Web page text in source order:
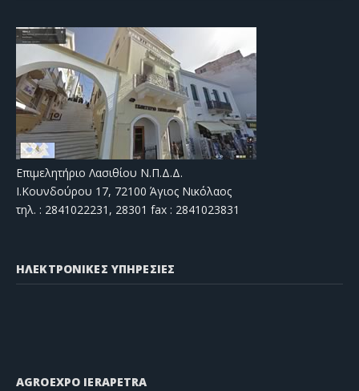
Επιμελητήριο Λασιθίου Ν.Π.Δ.Δ.
Ι.Κουνδούρου 17, 72100 Άγιος Νικόλαος
τηλ. : 2841022231, 28301 fax : 2841023831
ΗΛΕΚΤΡΟΝΙΚΕΣ ΥΠΗΡΕΣΙΕΣ
AGROEXPO IERAPETRA